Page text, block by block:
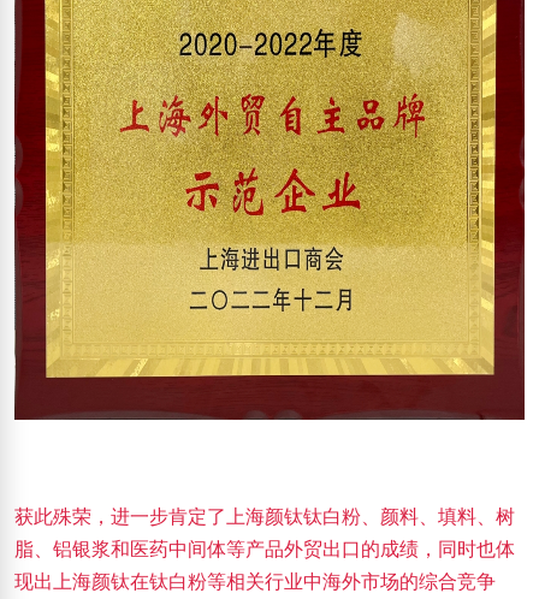
获此殊荣，进一步肯定了上海颜钛钛白粉、颜料、填料、树
脂、铝银浆和医药中间体等产品外贸出口的成绩，同时也体
现出上海颜钛在钛白粉等相关行业中海外市场的综合竞争